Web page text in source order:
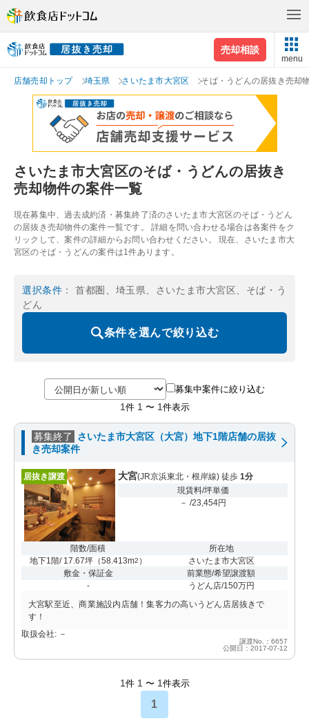
売却相談
menu
店舗売却トップ 埼玉県 さいたま市大宮区 そば・うどんの居抜き売却
さいたま市大宮区のそば・うどんの居抜き
売却物件の案件一覧
現在募集中、過去成約済・募集終了済のさいたま市大宮区のそば・うどん
の居抜き売却物件の案件一覧です。 詳細を問い合わせる場合は各案件をク
リックして、案件の詳細からお問い合わせください。 現在、さいたま市大
宮区のそば・うどんの案件は1件あります。
選択条件 ： 首都圏、埼玉県、さいたま市大宮区、そば・う
どん
条件を選んで絞り込む
募集中案件に絞り込む
1 件 1 〜 1 件表示
募集終了
さいたま市大宮区（大宮）地下1階店舗の居抜
き売却案件
居抜き譲渡 大宮(JR京浜東北・根岸線) 徒歩 1分
現賃料/坪単価
－ /23,454円
階数/面積
地下1階/ 17.67坪（58.413m2 ）
所在地
さいたま市大宮区
敷金・保証金
-
前業態/希望譲渡額
うどん店/150万円
大宮駅至近、商業施設内店舗！集客力の高いうどん店居抜きで
す！
取扱会社: －
譲渡No.：6657
公開日：2017-07-12
1 件 1 〜 1 件表示
1